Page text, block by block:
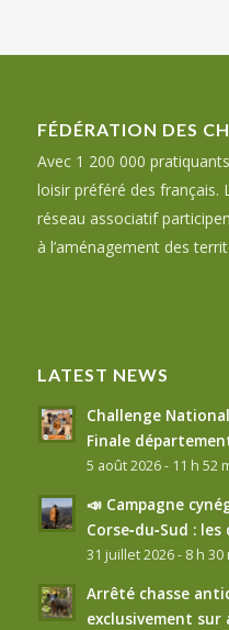
FÉDÉRATION DES
Avec 1 200 000
loisir préféré des français.
réseau associatif
à l’aménagement des
LATEST NEWS
Challenge
Finale
5 août 2026 - 11 h 52
📣 Campagne
Corse‑du‑Sud :
31 juillet 2026 - 8 h 30
Arrêté chasse
exclusivement